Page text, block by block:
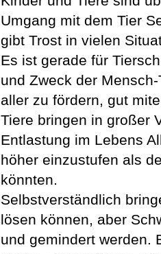
Umgang mit dem Tier
gibt Trost in vielen
Es ist gerade für
und Zweck der
aller zu fördern, gut
Tiere bringen in großer
Entlastung im Lebens
höher einzustufen als
könnten.
Selbstverständlich
lösen können, aber
und gemindert werden.